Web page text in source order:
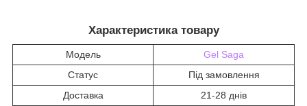
Характеристика товару
Модель
Gel Saga
Статус
Під замовлення
Доставка
21-28 днів